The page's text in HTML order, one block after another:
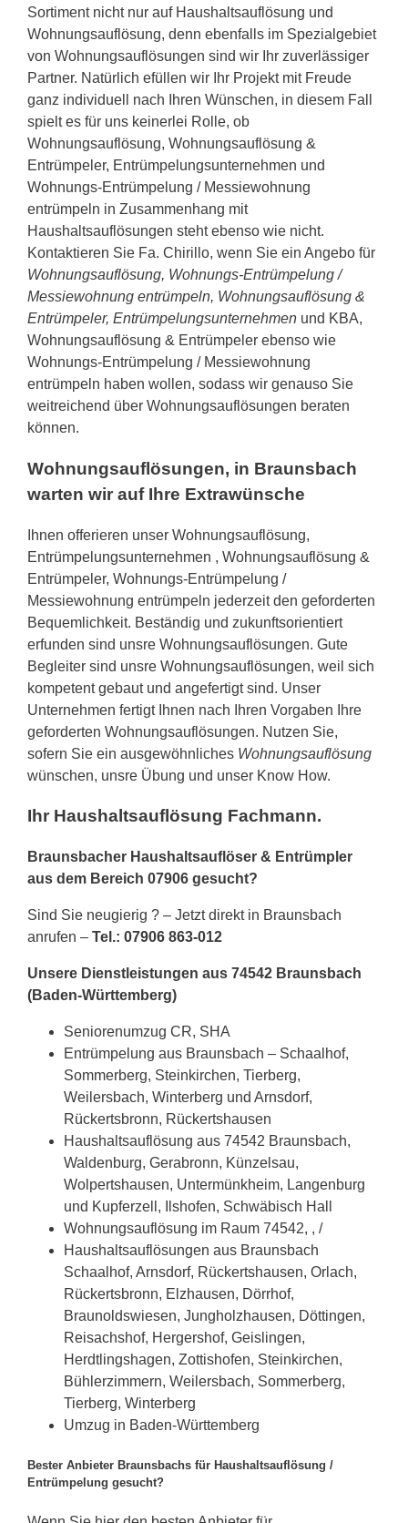
Sortiment nicht nur auf Haushaltsauflösung und
Wohnungsauflösung, denn ebenfalls im Spezialgebiet
von Wohnungsauflösungen sind wir Ihr zuverlässiger
Partner. Natürlich efüllen wir Ihr Projekt mit Freude
ganz individuell nach Ihren Wünschen, in diesem Fall
spielt es für uns keinerlei Rolle, ob
Wohnungsauflösung, Wohnungsauflösung &
Entrümpeler, Entrümpelungsunternehmen und
Wohnungs-Entrümpelung / Messiewohnung
entrümpeln in Zusammenhang mit
Haushaltsauflösungen steht ebenso wie nicht.
Kontaktieren Sie Fa. Chirillo, wenn Sie ein Angebo für
Wohnungsauflösung, Wohnungs-Entrümpelung /
Messiewohnung entrümpeln, Wohnungsauflösung &
Entrümpeler, Entrümpelungsunternehmen und KBA,
Wohnungsauflösung & Entrümpeler ebenso wie
Wohnungs-Entrümpelung / Messiewohnung
entrümpeln haben wollen, sodass wir genauso Sie
weitreichend über Wohnungsauflösungen beraten
können.
Wohnungsauflösungen, in Braunsbach
warten wir auf Ihre Extrawünsche
Ihnen offerieren unser Wohnungsauflösung,
Entrümpelungsunternehmen , Wohnungsauflösung &
Entrümpeler, Wohnungs-Entrümpelung /
Messiewohnung entrümpeln jederzeit den geforderten
Bequemlichkeit. Beständig und zukunftsorientiert
erfunden sind unsre Wohnungsauflösungen. Gute
Begleiter sind unsre Wohnungsauflösungen, weil sich
kompetent gebaut und angefertigt sind. Unser
Unternehmen fertigt Ihnen nach Ihren Vorgaben Ihre
geforderten Wohnungsauflösungen. Nutzen Sie,
sofern Sie ein ausgewöhnliches Wohnungsauflösung
wünschen, unsre Übung und unser Know How.
Ihr Haushaltsauflösung Fachmann.
Braunsbacher Haushaltsauflöser & Entrümpler
aus dem Bereich 07906 gesucht?
Sind Sie neugierig ? – Jetzt direkt in Braunsbach
anrufen – Tel.: 07906 863-012
Unsere Dienstleistungen aus 74542 Braunsbach
(Baden-Württemberg)
Seniorenumzug CR, SHA
Entrümpelung aus Braunsbach – Schaalhof,
Sommerberg, Steinkirchen, Tierberg,
Weilersbach, Winterberg und Arnsdorf,
Rückertsbronn, Rückertshausen
Haushaltsauflösung aus 74542 Braunsbach,
Waldenburg, Gerabronn, Künzelsau,
Wolpertshausen, Untermünkheim, Langenburg
und Kupferzell, Ilshofen, Schwäbisch Hall
Wohnungsauflösung im Raum 74542, , /
Haushaltsauflösungen aus Braunsbach
Schaalhof, Arnsdorf, Rückertshausen, Orlach,
Rückertsbronn, Elzhausen, Dörrhof,
Braunoldswiesen, Jungholzhausen, Döttingen,
Reisachshof, Hergershof, Geislingen,
Herdtlingshagen, Zottishofen, Steinkirchen,
Bühlerzimmern, Weilersbach, Sommerberg,
Tierberg, Winterberg
Umzug in Baden-Württemberg
Bester Anbieter Braunsbachs für Haushaltsauflösung /
Entrümpelung gesucht?